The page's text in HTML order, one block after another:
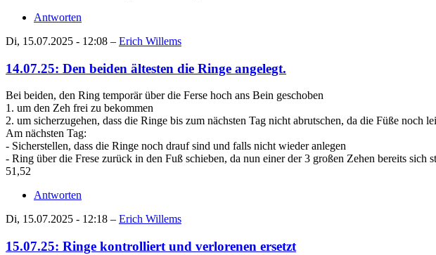
Antworten
Di, 15.07.2025 - 12:08 – Erich Willems
14.07.25: Den beiden ältesten die Ringe angelegt.
Bei beiden, den Ring temporär über die Ferse hoch ans Bein geschoben
1. um den Zeh frei zu bekommen
2. um sicherzugehen, dass die Ringe bis zum nächsten Tag nicht abrutschen, da die Füße noch
Am nächsten Tag:
- Sicherstellen, dass die Ringe noch drauf sind und falls nicht wieder anlegen
- Ring über die Frese zurück in den Fuß schieben, da nun einer der 3 großen Zehen bereits
51,52
Antworten
Di, 15.07.2025 - 12:18 – Erich Willems
15.07.25: Ringe kontrolliert und verlorenen ersetzt